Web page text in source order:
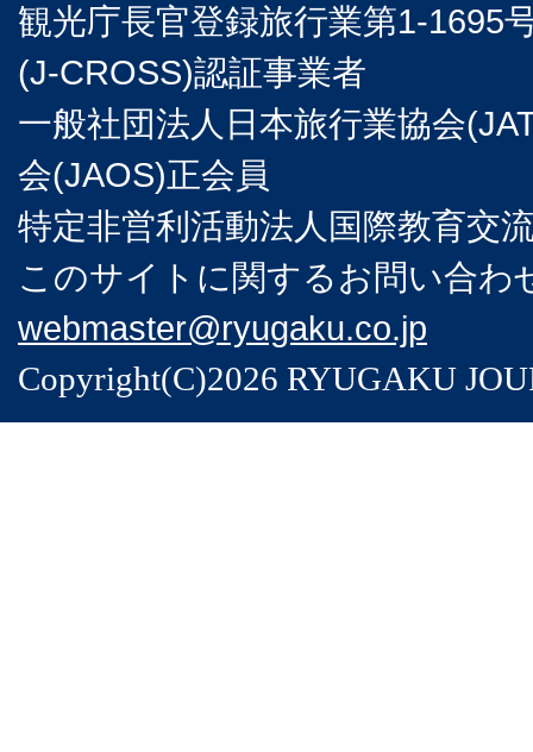
観光庁長官登録旅行業第1-
(J-CROSS)認証事業者
一般社団法人日本旅行業協会
会(JAOS)正会員
特定非営利活動法人国際教育交
このサイトに関するお問い合
webmaster@ryugaku.co.jp
Copyright(C)2026 RYUGAKU